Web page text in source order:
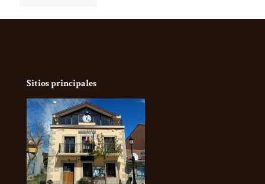
Sitios principales